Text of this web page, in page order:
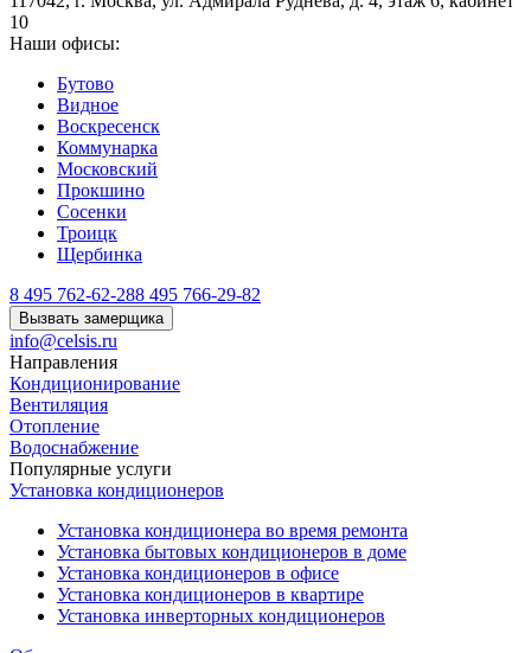
10
Наши офисы:
Бутово
Видное
Воскресенск
Коммунарка
Московский
Прокшино
Сосенки
Троицк
Щербинка
8 495 762-62-288 495 766-29-82
Вызвать замерщика
info@celsis.ru
Направления
Кондиционирование
Вентиляция
Отопление
Водоснабжение
Популярные услуги
Установка кондиционеров
Установка кондиционера во время ремонта
Установка бытовых кондиционеров в доме
Установка кондиционеров в офисе
Установка кондиционеров в квартире
Установка инверторных кондиционеров